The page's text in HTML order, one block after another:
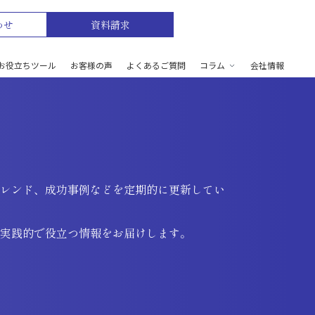
せ 資料請求
役立ちツール お客様の声 よくあるご質問 コラム 会社情報
ンド、成功事例などを定期的に更新してい
践的で役立つ情報をお届けします。